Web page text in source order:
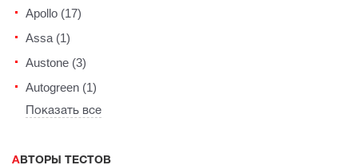
Apollo (17)
Assa (1)
Austone (3)
Autogreen (1)
Показать все
АВТОРЫ ТЕСТОВ